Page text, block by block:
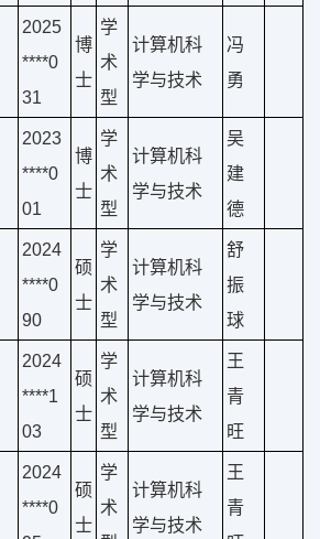
2025
****0
31
博
士
学
术
型
计算机科
学与技术
冯
勇
2023
****0
01
博
士
学
术
型
计算机科
学与技术
吴
建
德
2024
****0
90
硕
士
学
术
型
计算机科
学与技术
舒
振
球
2024
****1
03
硕
士
学
术
型
计算机科
学与技术
王
青
旺
2024
****0
硕
士
学
术
计算机科
学与技术
王
青